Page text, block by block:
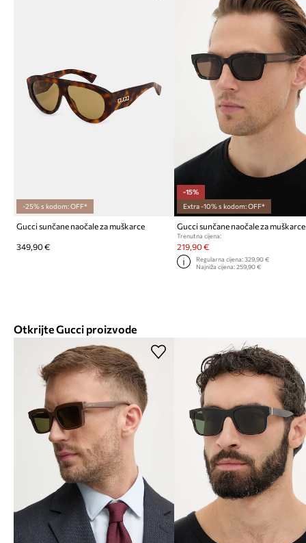
-25% s kodom: OFF*
Gucci sunčane naočale za muškarce
349,90 €
-15%
Extra -10% s kodom: OFF*
Gucci sunčane naočale za muškarce
Trenutna cijena:
219,90 €
Regularna cijena: 329,90 €
Najniža cijena: 259,90 €
Otkrijte Gucci proizvode